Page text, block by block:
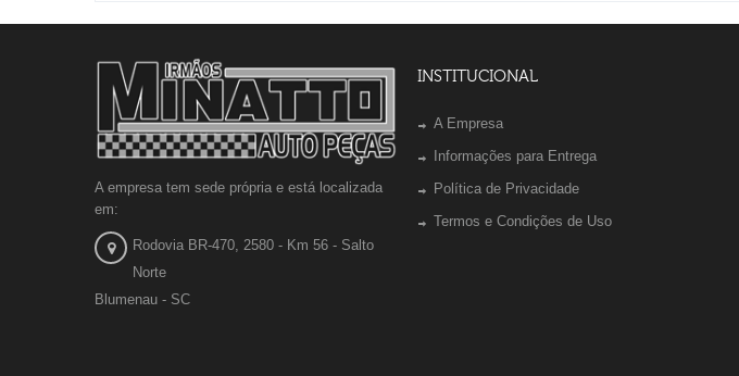
A empresa tem sede própria e está localizada
em:
Rodovia BR-470, 2580 - Km 56 - Salto
Norte
Blumenau - SC
INSTITUCIONAL
A Empresa
Informações para Entrega
Política de Privacidade
Termos e Condições de Uso